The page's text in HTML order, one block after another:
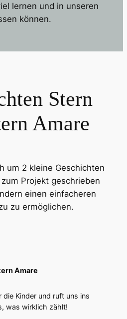
lernen und in unseren
können.
Stern
Amare
um 2 kleine Geschichten
Projekt geschrieben
einen einfacheren
zu ermöglichen.
Amare
Kinder und ruft uns ins
was wirklich zählt!